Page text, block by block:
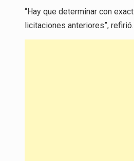
“Hay que determinar con
licitaciones anteriores”, refirió.